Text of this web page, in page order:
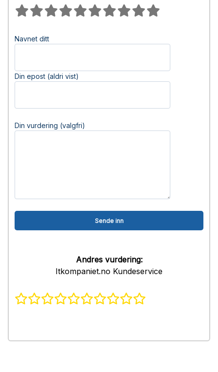
Navnet ditt
Din epost (aldri vist)
Din vurdering (valgfri)
Andres vurdering:
Itkompaniet.no Kundeservice